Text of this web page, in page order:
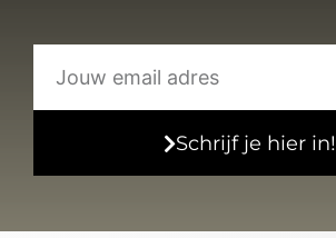
Schrijf je hier in!